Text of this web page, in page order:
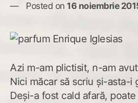
Posted on 16 noiembrie
Azi m-am plictisit, n-am
Nici măcar să scriu și-asta-i
Deși-a fost cald afară,